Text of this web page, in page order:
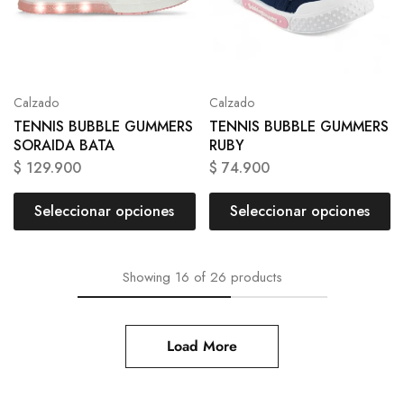
Calzado
TENNIS BUBBLE GUMMERS
SORAIDA BATA
$ 129.900
Seleccionar opciones
Calzado
TENNIS BUBBLE GUMMERS
RUBY
$ 74.900
Seleccionar opciones
Showing 16 of 26 products
Load More